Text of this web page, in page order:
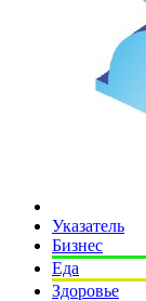
Указатель
Бизнес
Еда
Здоровье